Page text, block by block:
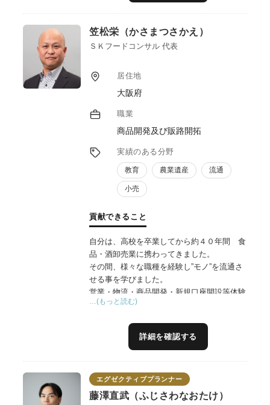
げにも携わり、企画立案から現場導入までの
実務経験を重ねてきました。こうした経験を
があります。
笠松栄（かさまつさかえ）
ＳＫフードコンサル 代表
居住地
大阪府
職業
商品開発及び販路開拓
実績のある分野
教育 農業遺産 流通
小売
貢献できること
自分は、高校を卒業してから約４０年間 食
品・酒卸売業に携わってきました。
その間、様々な職種を経験し”モノ”を流通さ
せる事を学びました。
営業・物流・商品開発・新規口座開設等体験
しこの４０年間の経験値を生かす為
中心に活動しております。
自分は、日本の”食”が大好きで一般的には流
ます。今後、日本の人口は減り
各地の生産者の方々も高齢化で継承出来ない
…(もっと読む)
詳細を確認する
エグゼクティブプランナー
藤澤直武（ふじさわなおたけ）